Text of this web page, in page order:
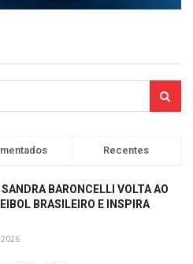
Recentes
BARONCELLI VOLTA AO
BRASILEIRO E INSPIRA
2026